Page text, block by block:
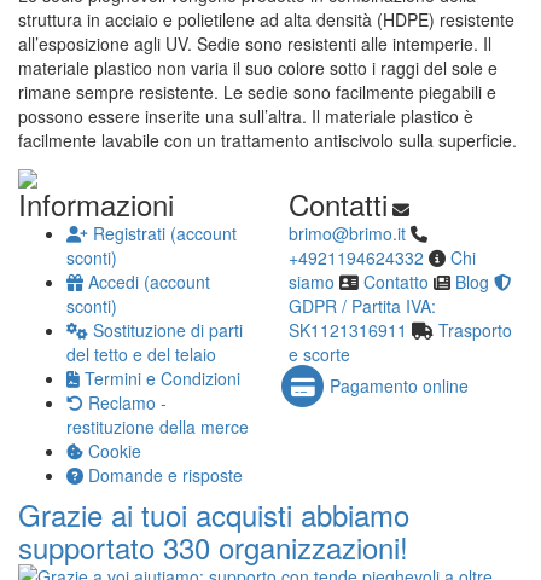
struttura in acciaio e polietilene ad alta densità (HDPE) resistente
all’esposizione agli UV. Sedie sono resistenti alle intemperie. Il
materiale plastico non varia il suo colore sotto i raggi del sole e
rimane sempre resistente. Le sedie sono facilmente piegabili e
possono essere inserite una sull’altra. Il materiale plastico è
facilmente lavabile con un trattamento antiscivolo sulla superficie.
Informazioni
Registrati (account
sconti)
Accedi (account
sconti)
Sostituzione di parti
del tetto e del telaio
Termini e Condizioni
Reclamo -
restituzione della merce
Cookie
Domande e risposte
Contatti
brimo@brimo.it
+4921194624332
Chi
siamo
Contatto
Blog
GDPR / Partita IVA:
SK1121316911
Trasporto
e scorte
Grazie ai tuoi acquisti abbiamo
supportato 330 organizzazioni!
Pagamento online